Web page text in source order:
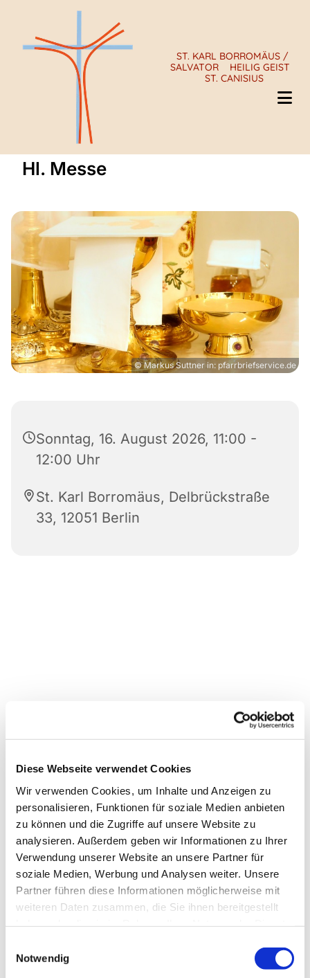
Diese Webseite verwendet Cookies
Wir verwenden Cookies, um Inhalte und Anzeigen zu
personalisieren, Funktionen für soziale Medien anbieten
zu können und die Zugriffe auf unsere Website zu
analysieren. Außerdem geben wir Informationen zu Ihrer
Verwendung unserer Website an unsere Partner für
soziale Medien, Werbung und Analysen weiter. Unsere
Partner führen diese Informationen möglicherweise mit
weiteren Daten zusammen, die Sie ihnen bereitgestellt
Notwendig
ST. KARL BORROMÄUS /
SALVATOR
HEILIG GEIST
ST. CANISIUS
Hl. Messe
© Markus Suttner in: pfarrbriefservice.de
Sonntag, 16. August 2026, 11:00 -
12:00 Uhr
St. Karl Borromäus, Delbrückstraße
33, 12051 Berlin
Dies könnte Sie auch
interessieren